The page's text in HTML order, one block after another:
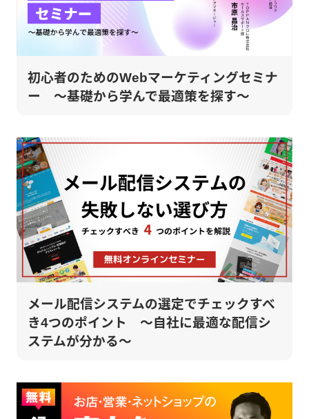
初心者のためのWebマーケティングセミナ
ー ～基礎から学んで最適策を探す～
メール配信システムの選定でチェックすべ
き4つのポイント ～自社に最適な配信シ
ステムが分かる～